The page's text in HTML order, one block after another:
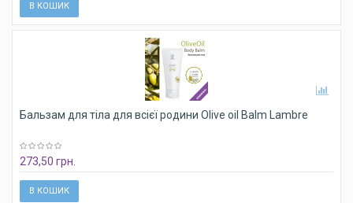
В КОШИК
Бальзам для тіла для всієї родини Olive oil Balm Lambre
273,50 грн.
В КОШИК